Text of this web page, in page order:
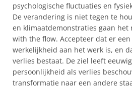
psychologische fluctuaties en
De verandering is niet tegen te
en klimaatdemonstraties gaan het
with the flow. Accepteer dat er
werkelijkheid aan het werk is, en
verlies bestaat. De ziel leeft
persoonlijkheid als verlies
transformatie naar een andere